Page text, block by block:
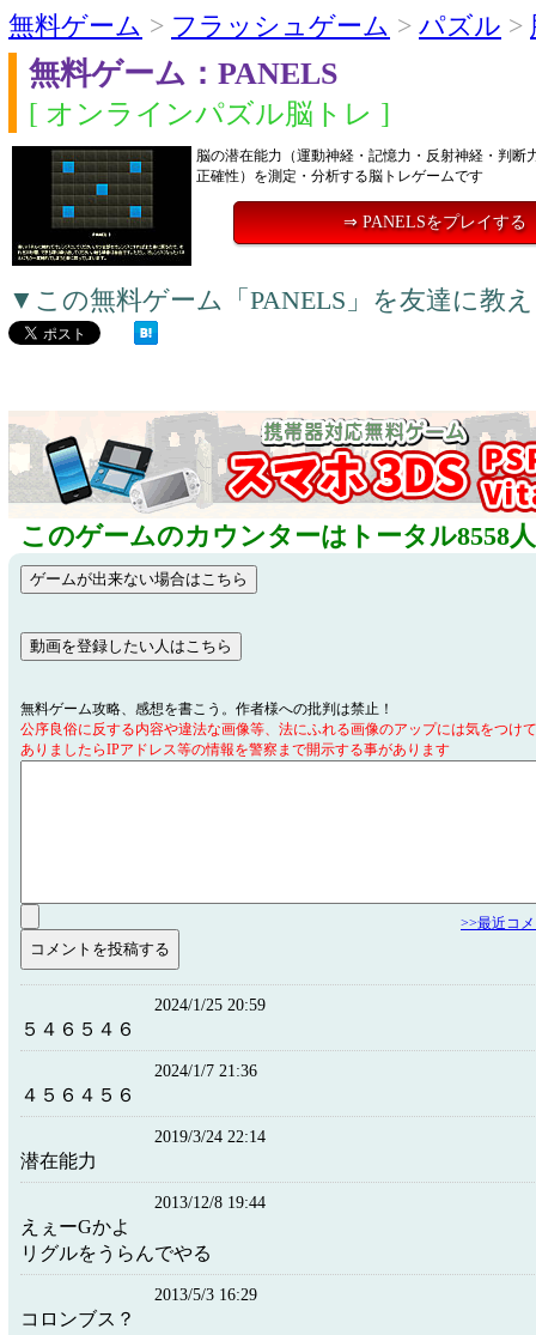
無料ゲーム > フラッシュゲーム > パズル >
無料ゲーム：PANELS
[ オンラインパズル脳トレ ]
脳の潜在能力（運動神経・記憶力・反射神経・判断
正確性）を測定・分析する脳トレゲームです
⇒ PANELSをプレイする
▼この無料ゲーム「PANELS」を友達に教
このゲームのカウンターはトータル8558
無料ゲーム攻略、感想を書こう。作者様への批判は禁止！
公序良俗に反する内容や違法な画像等、法にふれる画像のアップには気をつけ
ありましたらIPアドレス等の情報を警察まで開示する事があります
>>最近コ
2024/1/25 20:59
５４６５４６
2024/1/7 21:36
４５６４５６
2019/3/24 22:14
潜在能力
2013/12/8 19:44
えぇーGかよ
リグルをうらんでやる
2013/5/3 16:29
コロンブス？